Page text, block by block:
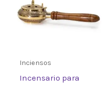
Debes
valoración.
Inciensos
Incensario para